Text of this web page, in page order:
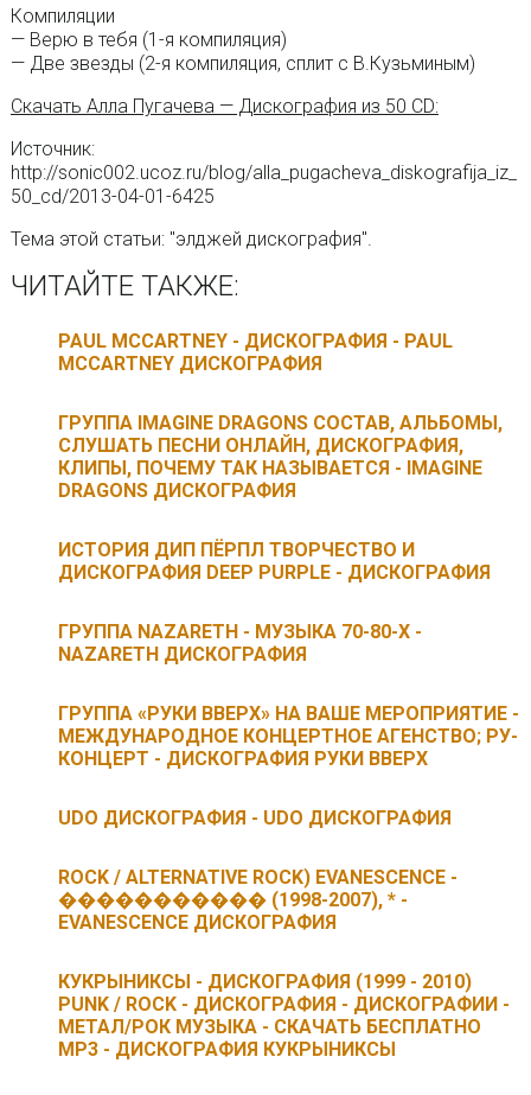
Компиляции
— Верю в тебя (1-я компиляция)
— Две звезды (2-я компиляция, сплит с В.Кузьминым)
Скачать Алла Пугачева — Дискография из 50 CD:
Источник:
http://sonic002.ucoz.ru/blog/alla_pugacheva_diskografija_iz_
50_cd/2013-04-01-6425
Тема этой статьи: "элджей дискография".
ЧИТАЙТЕ ТАКЖЕ:
PAUL MCCARTNEY - ДИСКОГРАФИЯ - PAUL
MCCARTNEY ДИСКОГРАФИЯ
ГРУППА IMAGINE DRAGONS СОСТАВ, АЛЬБОМЫ,
СЛУШАТЬ ПЕСНИ ОНЛАЙН, ДИСКОГРАФИЯ,
КЛИПЫ, ПОЧЕМУ ТАК НАЗЫВАЕТСЯ - IMAGINE
DRAGONS ДИСКОГРАФИЯ
ИСТОРИЯ ДИП ПЁРПЛ ТВОРЧЕСТВО И
ДИСКОГРАФИЯ DEEP PURPLE - ДИСКОГРАФИЯ
ГРУППА NAZARETH - МУЗЫКА 70-80-Х -
NAZARETH ДИСКОГРАФИЯ
ГРУППА «РУКИ ВВЕРХ» НА ВАШЕ МЕРОПРИЯТИЕ -
МЕЖДУНАРОДНОЕ КОНЦЕРТНОЕ АГЕНСТВО; РУ-
КОНЦЕРТ - ДИСКОГРАФИЯ РУКИ ВВЕРХ
UDO ДИСКОГРАФИЯ - UDO ДИСКОГРАФИЯ
ROCK / ALTERNATIVE ROCK) EVANESCENCE -
����������� (1998-2007), * -
EVANESCENCE ДИСКОГРАФИЯ
КУКРЫНИКСЫ - ДИСКОГРАФИЯ (1999 - 2010)
PUNK / ROCK - ДИСКОГРАФИЯ - ДИСКОГРАФИИ -
МЕТАЛ/РОК МУЗЫКA - СКАЧАТЬ БЕСПЛАТНО
MP3 - ДИСКОГРАФИЯ КУКРЫНИКСЫ